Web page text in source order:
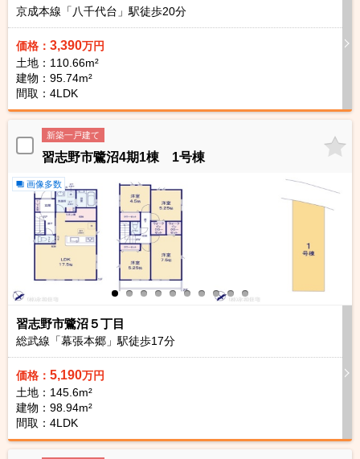
京成本線「八千代台」駅徒歩20分
価格： 3,390万円
土地：110.66m²
建物：95.74m²
間取：4LDK
新築一戸建て
習志野市鷺沼4期1棟 1号棟
画像多数
習志野市鷺沼５丁目
総武線「幕張本郷」駅徒歩17分
価格： 5,190万円
土地：145.6m²
建物：98.94m²
間取：4LDK